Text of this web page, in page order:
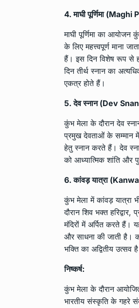
4. माघी पूर्णिमा
माघी पूर्णिमा का
के लिए महत्त्वपूर्ण माना
हैं। इस दिन विशेष रूप से
दिन तीर्थ स्नान का
एकत्र होते हैं।
5. देव स्नान (Dev
कुंभ मेला के दौरान देव
प्रमुख देवताओं के सम्मान
हेतु स्नान करते हैं। देव
को आध्यात्मिक शांति और
6. कांवड़ यात्रा
कुंभ मेला में कांवड़ यात्रा
दौरान शिव भक्त
मंदिरों में अर्पित करते हैं।
और साधना की जाती है।
भक्ति का अद्वितीय उत्सव
निष्कर्ष:
कुंभ मेला के दौरान
भारतीय संस्कृति के गहरे